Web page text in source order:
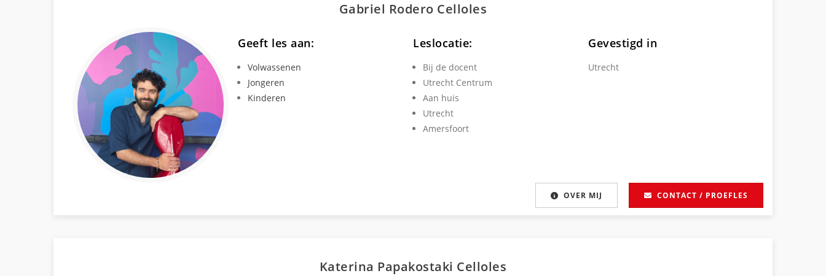
Gabriel Rodero Celloles
Geeft les aan:
Volwassenen
Jongeren
Kinderen
Leslocatie:
Bij de docent
Utrecht Centrum
Aan huis
Utrecht
Amersfoort
Gevestigd in
Utrecht
OVER MIJ CONTACT / PROEFLES
Katerina Papakostaki Celloles